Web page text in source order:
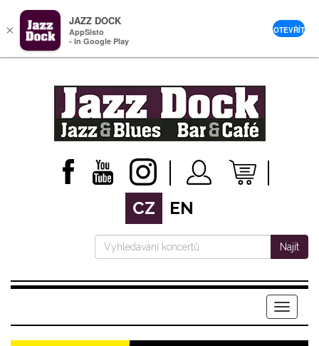
CZ EN
Najít
Menu
×
JAZZ DOCK
AppSisto
- In Google Play
OTEVŘÍT